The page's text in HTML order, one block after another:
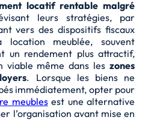
locatif rentable malgré
leurs stratégies, par
vers desdispositifs fiscaux
meublée, souvent
un rendement plus attractif,
viable même dans les zones
. Lorsque les biens ne
immédiatement, opter pour
meublesest une alternative
l’organisation avant mise en